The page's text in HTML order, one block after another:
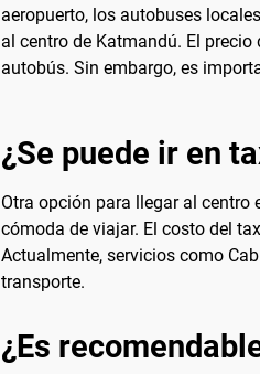
aeropuerto, los autobuses
al centro de Katmandú. El
autobús. Sin embargo, es
¿Se puede ir en
Otra opción para llegar al
cómoda de viajar. El costo del
Actualmente, servicios como
transporte.
¿Es